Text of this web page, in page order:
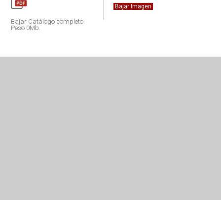
Bajar Catálogo completo.
Peso 0Mb.
Bajar Imagen